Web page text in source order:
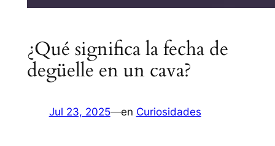
¿Qué significa la fecha de
degüelle en un cava?
Jul 23, 2025—en Curiosidades